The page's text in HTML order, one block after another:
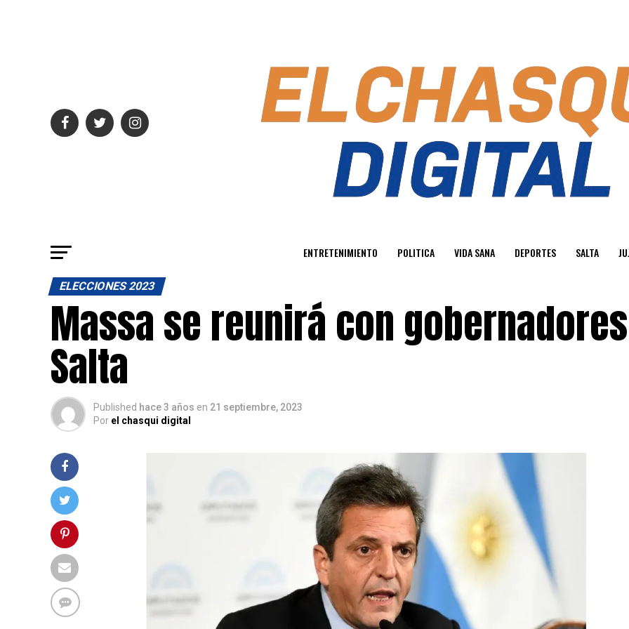
ENTRETENIMIENTO POLITICA VIDA SANA DEPORTES SALTA
ELECCIONES 2023
Massa se reunirá con
Salta
Published hace 3 años en 21 septiembre, 2023
Por el chasqui digital